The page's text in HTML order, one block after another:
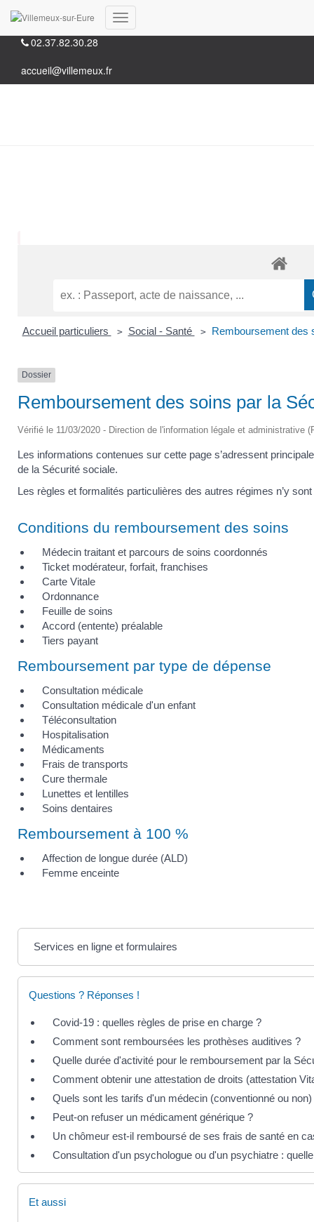
35, Grande rue 28210 Villemeux-sur-Eure
02.37.82.30.28
accueil@villemeux.fr
Déplier
Accueil particuliers > Social - Santé > Remboursement des
Dossier
Remboursement des soins par la
Vérifié le 11/03/2020 - Direction de l'information légale et administrative
Les informations contenues sur cette page s’adressent
de la Sécurité sociale.
Les règles et formalités particulières des autres régimes n’y
Conditions du remboursement des soins
Médecin traitant et parcours de soins coordonnés
Ticket modérateur, forfait, franchises
Carte Vitale
Ordonnance
Feuille de soins
Accord (entente) préalable
Tiers payant
Remboursement par type de dépense
Consultation médicale
Consultation médicale d'un enfant
Téléconsultation
Hospitalisation
Médicaments
Frais de transports
Cure thermale
Lunettes et lentilles
Soins dentaires
Remboursement à 100 %
Affection de longue durée (ALD)
Femme enceinte
Services en ligne et formulaires
Questions ? Réponses !
Covid-19 : quelles règles de prise en charge ?
Comment sont remboursées les prothèses auditives ?
Quelle durée d'activité pour le remboursement par la
Comment obtenir une attestation de droits (attestation
Quels sont les tarifs d'un médecin (conventionné ou non)
Peut-on refuser un médicament générique ?
Un chômeur est-il remboursé de ses frais de santé en
Consultation d'un psychologue ou d'un psychiatre :
Et aussi